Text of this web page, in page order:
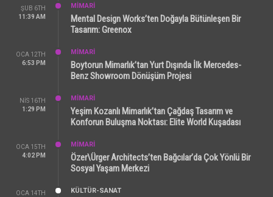
ŞUB 6TH
11:39 AM
MİMARİ
Mental Design Works’ten Doğayla Bütünleşen Bir
Tasarım: Greenox
OCA 12TH
6:53 PM
MİMARİ
Boytorun Mimarlık’tan Yurt Dışında İlk Mercedes-
Benz Showroom Dönüşüm Projesi
NIS 16TH
1:29 PM
MİMARİ
Yeşim Kozanlı Mimarlık’tan Çağdaş Tasarım ve
Konforun Buluşma Noktası: Elite World Kuşadası
OCA 15TH
4:02 PM
MİMARİ
Özer\Ürger Architects’ten Bağcılar’da Çok Yönlü Bir
Sosyal Yaşam Merkezi
OCA 14TH
KÜLTÜR-SANAT